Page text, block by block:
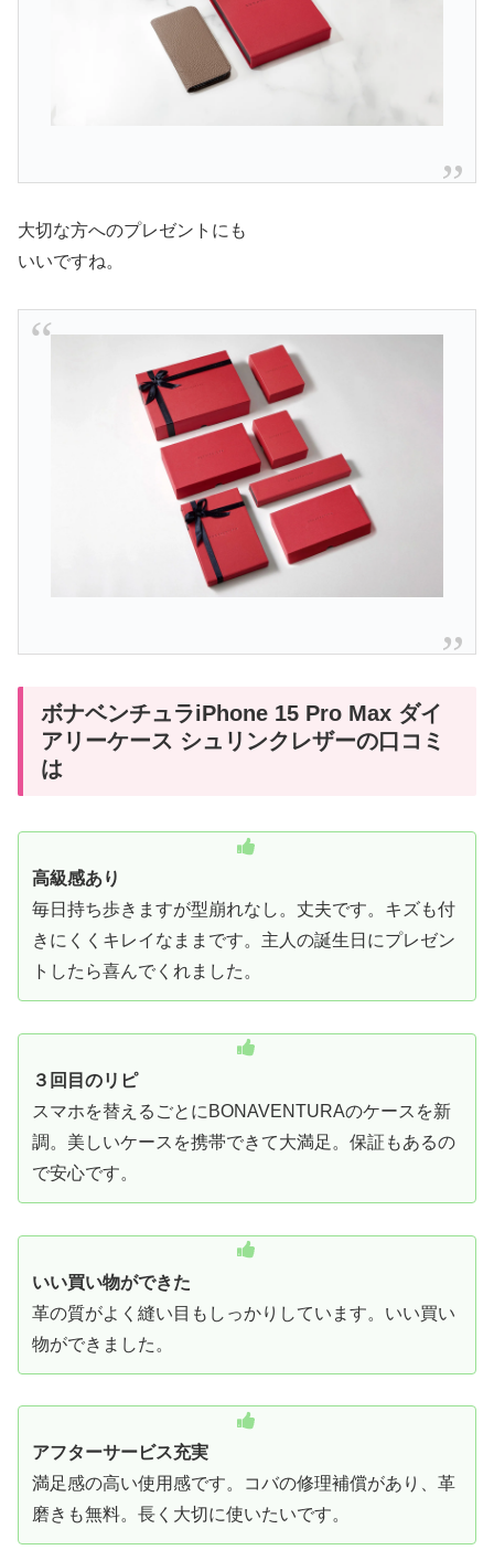
大切な方へのプレゼントにも
いいですね。
ボナベンチュラiPhone 15 Pro Max ダイ
アリーケース シュリンクレザーの口コミ
は
高級感あり
毎日持ち歩きますが型崩れなし。丈夫です。キズも付
きにくくキレイなままです。主人の誕生日にプレゼン
トしたら喜んでくれました。
３回目のリピ
スマホを替えるごとにBONAVENTURAのケースを新
調。美しいケースを携帯できて大満足。保証もあるの
で安心です。
いい買い物ができた
革の質がよく縫い目もしっかりしています。いい買い
物ができました。
アフターサービス充実
満足感の高い使用感です。コバの修理補償があり、革
磨きも無料。長く大切に使いたいです。